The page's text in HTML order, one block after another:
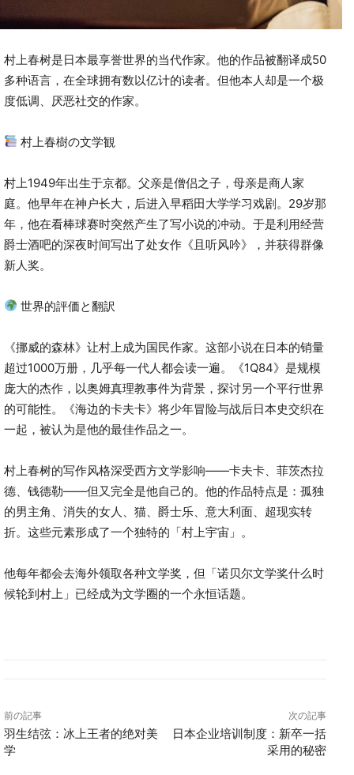
村上春树是日本最享誉世界的当代作家。他的作品被翻译成50
多种语言，在全球拥有数以亿计的读者。但他本人却是一个极
度低调、厌恶社交的作家。
村上春樹の文学観
村上1949年出生于京都。父亲是僧侣之子，母亲是商人家
庭。他早年在神户长大，后进入早稻田大学学习戏剧。29岁那
年，他在看棒球赛时突然产生了写小说的冲动。于是利用经营
爵士酒吧的深夜时间写出了处女作《且听风吟》，并获得群像
新人奖。
世界的評価と翻訳
《挪威的森林》让村上成为国民作家。这部小说在日本的销量
超过1000万册，几乎每一代人都会读一遍。《1Q84》是规模
庞大的杰作，以奥姆真理教事件为背景，探讨另一个平行世界
的可能性。《海边的卡夫卡》将少年冒险与战后日本史交织在
一起，被认为是他的最佳作品之一。
村上春树的写作风格深受西方文学影响——卡夫卡、菲茨杰拉
德、钱德勒——但又完全是他自己的。他的作品特点是：孤独
的男主角、消失的女人、猫、爵士乐、意大利面、超现实转
折。这些元素形成了一个独特的「村上宇宙」。
他每年都会去海外领取各种文学奖，但「诺贝尔文学奖什么时
候轮到村上」已经成为文学圈的一个永恒话题。
前の記事
羽生结弦：冰上王者的绝对美
学
次の記事
日本企业培训制度：新卒一括
采用的秘密